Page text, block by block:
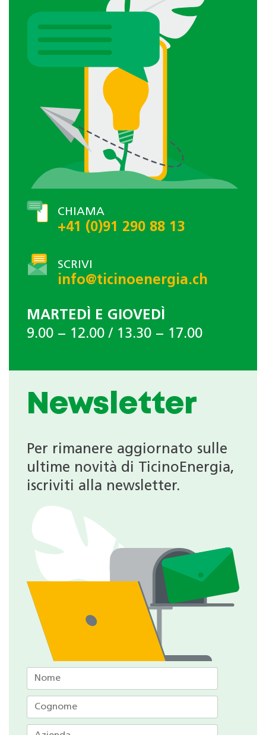
CHIAMA
+41 (0)91 290 88 13
SCRIVI
info@ticinoenergia.ch
MARTEDÌ E GIOVEDÌ
9.00 − 12.00 / 13.30 − 17.00
Newsletter
Per rimanere aggiornato sulle
ultime novità di TicinoEnergia,
iscriviti alla newsletter.